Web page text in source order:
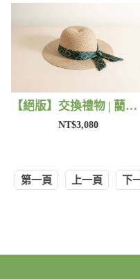
【絕版】交換禮物 | 藺子X好煩小姐
NT$3,080
第一頁 上一頁 下